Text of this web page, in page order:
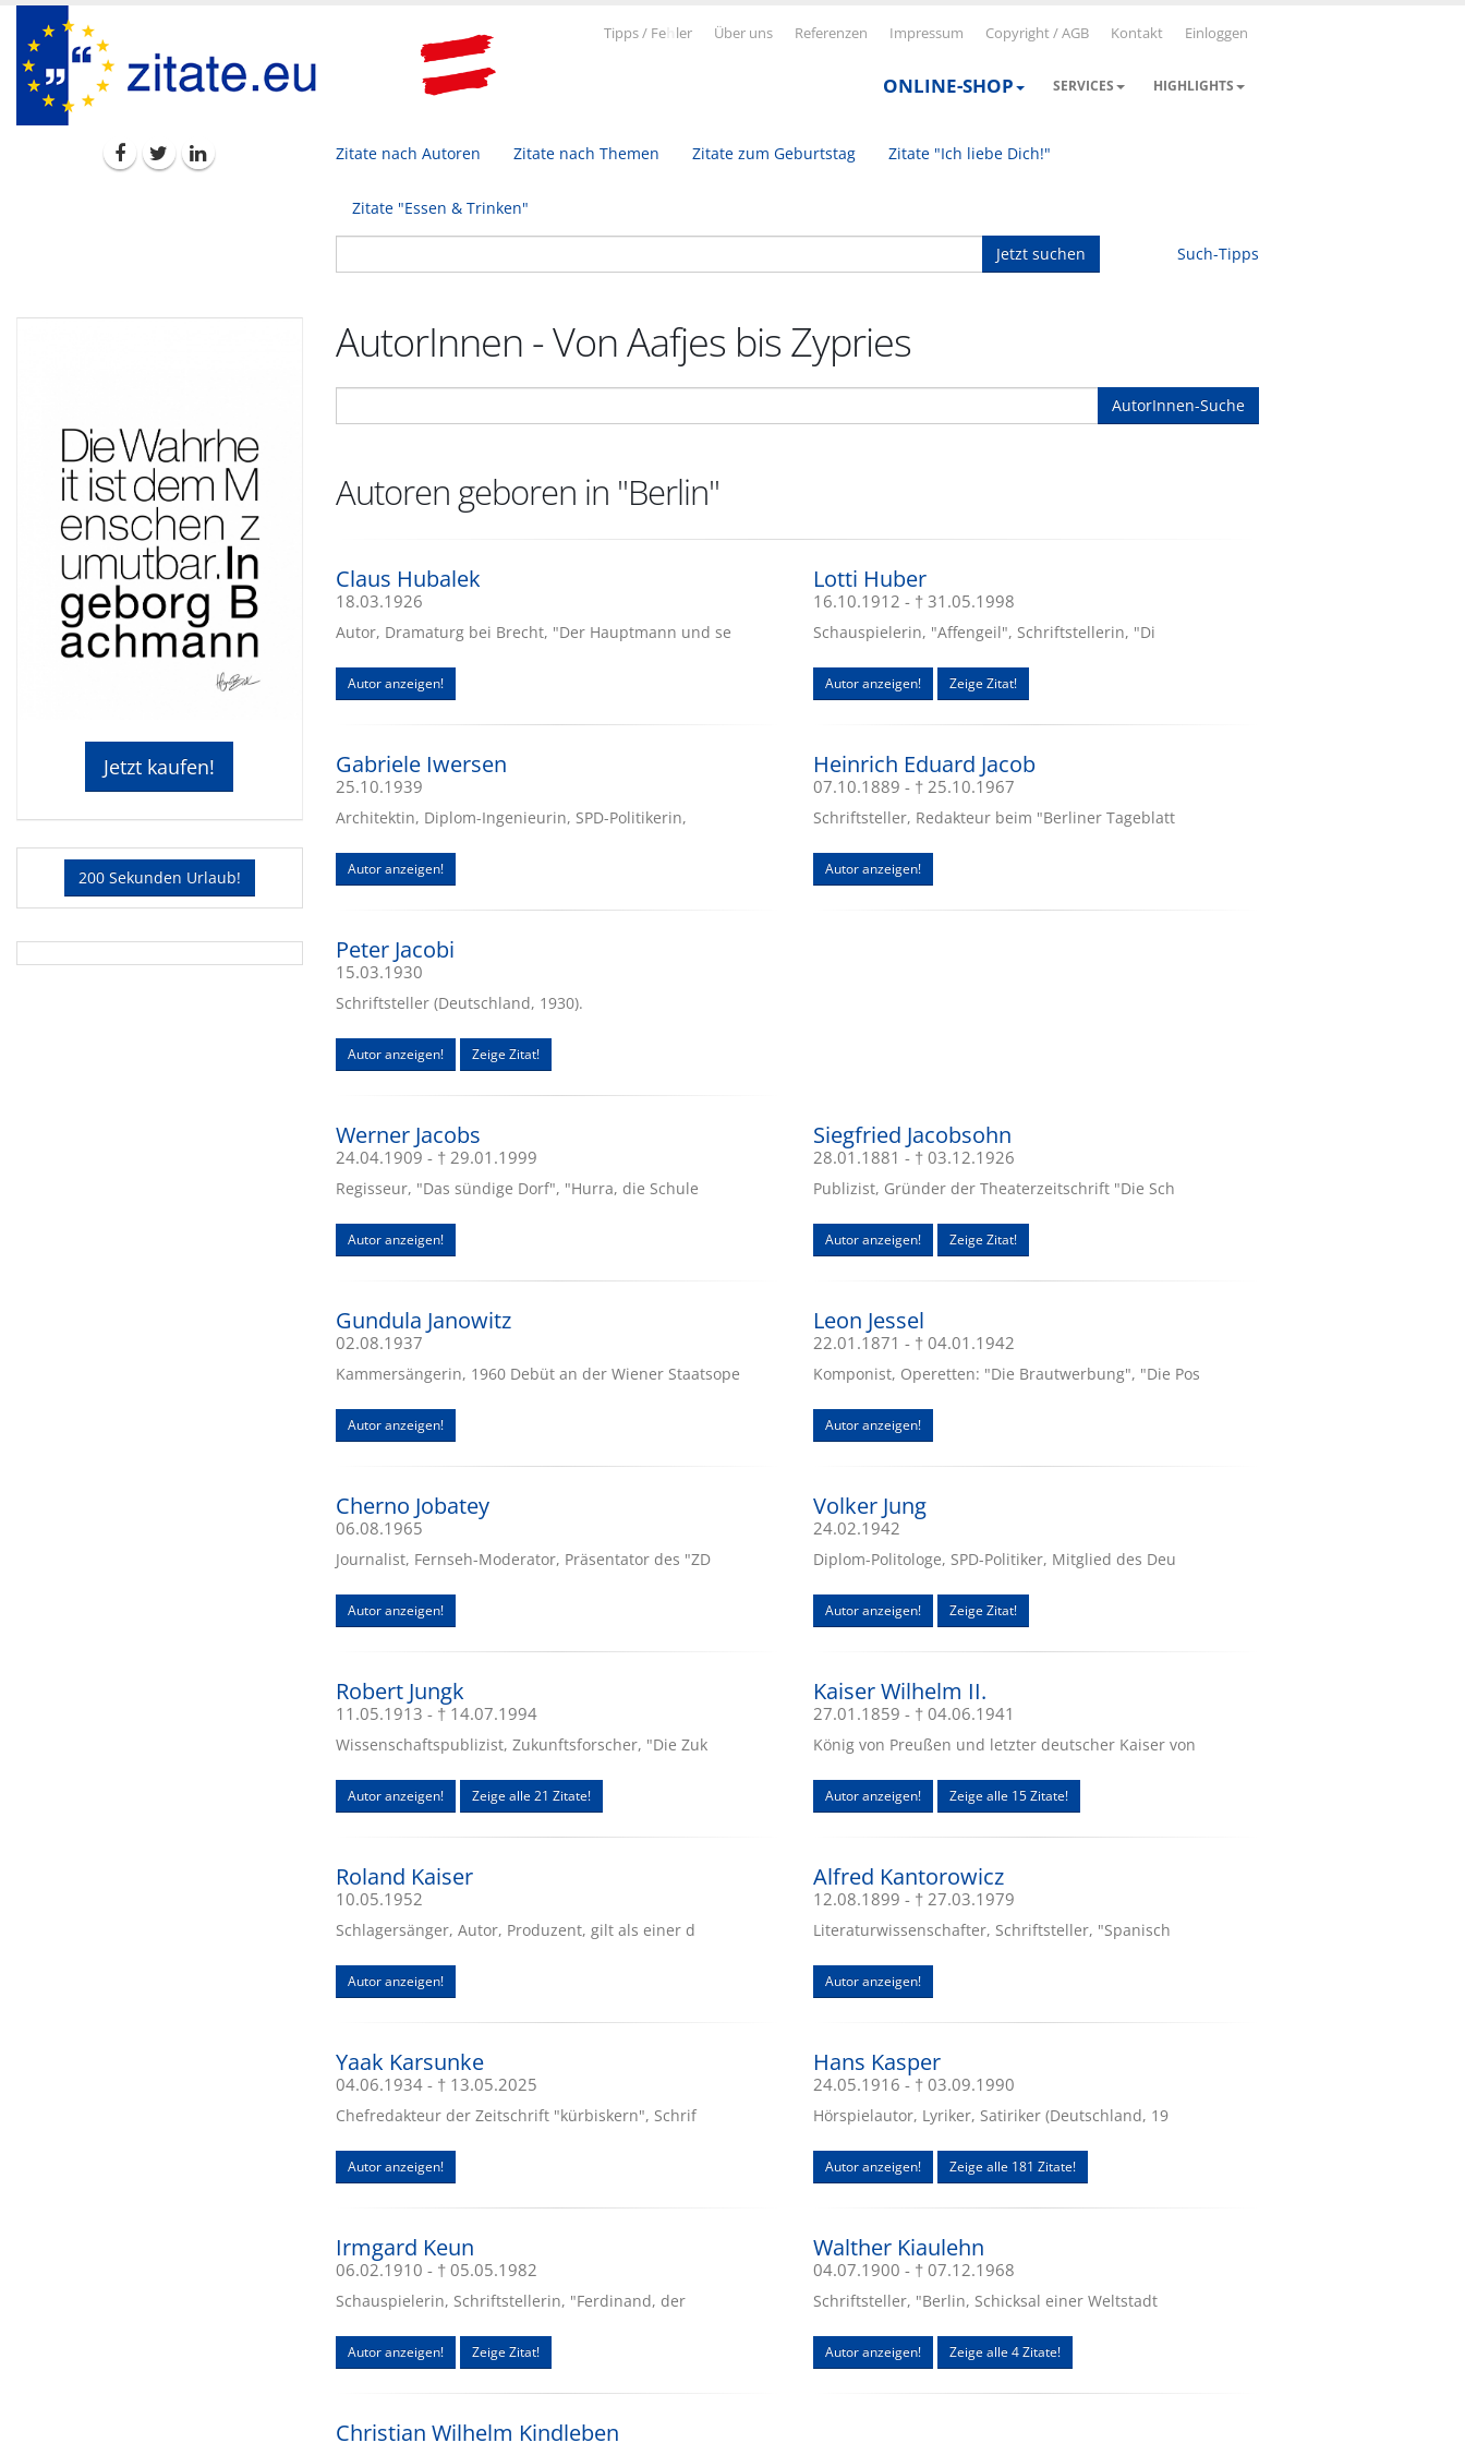
Tipps / Fe ler Über uns Referenzen Impressum Copyright / AGB Kontakt Einloggen
ONLINE-SHOP SERVICES HIGHLIGHTS
Zitate nach Autoren Zitate nach Themen Zitate zum Geburtstag Zitate "Ich liebe Dich!"
Zitate "Essen & Trinken"
Jetzt suchen Such-Tipps
Jetzt kaufen!
200 Sekunden Urlaub!
AutorInnen - Von Aafjes bis Zypries
AutorInnen-Suche
Autoren geboren in "Berlin"
Claus Hubalek
18.03.1926
Autor, Dramaturg bei Brecht, "Der Hauptmann und se
Autor anzeigen!
Lotti Huber
16.10.1912 - † 31.05.1998
Schauspielerin, "Affengeil", Schriftstellerin, "Di
Autor anzeigen! Zeige Zitat!
Gabriele Iwersen
25.10.1939
Architektin, Diplom-Ingenieurin, SPD-Politikerin,
Autor anzeigen!
Heinrich Eduard Jacob
07.10.1889 - † 25.10.1967
Schriftsteller, Redakteur beim "Berliner Tageblatt
Autor anzeigen!
Peter Jacobi
15.03.1930
Schriftsteller (Deutschland, 1930).
Autor anzeigen! Zeige Zitat!
Werner Jacobs
24.04.1909 - † 29.01.1999
Regisseur, "Das sündige Dorf", "Hurra, die Schule
Autor anzeigen!
Siegfried Jacobsohn
28.01.1881 - † 03.12.1926
Publizist, Gründer der Theaterzeitschrift "Die Sch
Autor anzeigen! Zeige Zitat!
Gundula Janowitz
02.08.1937
Kammersängerin, 1960 Debüt an der Wiener Staatsope
Autor anzeigen!
Leon Jessel
22.01.1871 - † 04.01.1942
Komponist, Operetten: "Die Brautwerbung", "Die Pos
Autor anzeigen!
Cherno Jobatey
06.08.1965
Journalist, Fernseh-Moderator, Präsentator des "ZD
Autor anzeigen!
Volker Jung
24.02.1942
Diplom-Politologe, SPD-Politiker, Mitglied des Deu
Autor anzeigen! Zeige Zitat!
Robert Jungk
11.05.1913 - † 14.07.1994
Wissenschaftspublizist, Zukunftsforscher, "Die Zuk
Autor anzeigen! Zeige alle 21 Zitate!
Kaiser Wilhelm II.
27.01.1859 - † 04.06.1941
König von Preußen und letzter deutscher Kaiser von
Autor anzeigen! Zeige alle 15 Zitate!
Roland Kaiser
10.05.1952
Schlagersänger, Autor, Produzent, gilt als einer d
Autor anzeigen!
Alfred Kantorowicz
12.08.1899 - † 27.03.1979
Literaturwissenschafter, Schriftsteller, "Spanisch
Autor anzeigen!
Yaak Karsunke
04.06.1934 - † 13.05.2025
Chefredakteur der Zeitschrift "kürbiskern", Schrif
Autor anzeigen!
Hans Kasper
24.05.1916 - † 03.09.1990
Hörspielautor, Lyriker, Satiriker (Deutschland, 19
Autor anzeigen! Zeige alle 181 Zitate!
Irmgard Keun
06.02.1910 - † 05.05.1982
Schauspielerin, Schriftstellerin, "Ferdinand, der
Autor anzeigen! Zeige Zitat!
Walther Kiaulehn
04.07.1900 - † 07.12.1968
Schriftsteller, "Berlin, Schicksal einer Weltstadt
Autor anzeigen! Zeige alle 4 Zitate!
Christian Wilhelm Kindleben